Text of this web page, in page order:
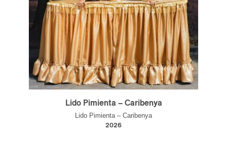
Lido Pimienta – Caribenya
Lido Pimienta – Caribenya
2026